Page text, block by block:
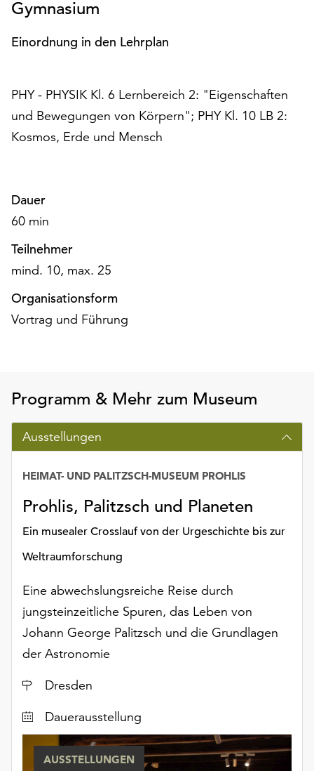
Cookies
auch
Einverständnis
weiterhin
ausgeführt.
verwendeten
Cookies
erreichen
Sie
Einstellungen
über
die
Informationen
finden
Sie
in
unserer
Datenschutzerklärung
oder
dem
Impressum
Gymnasium
Einordnung in den Lehrplan
PHY - PHYSIK Kl. 6 Lernbereich 2: "Eigenschaften
und Bewegungen von Körpern"; PHY Kl. 10 LB 2:
Kosmos, Erde und Mensch
Dauer
60 min
Teilnehmer
mind. 10, max. 25
Organisationsform
Vortrag und Führung
Programm & Mehr zum Museum
Ausstellungen
Prohlis, Palitzsch und Planeten
Ein musealer Crosslauf von der Urgeschichte bis zur
Weltraumforschung
HEIMAT- UND PALITZSCH-MUSEUM PROHLIS
Eine abwechslungsreiche Reise durch
jungsteinzeitliche Spuren, das Leben von
Johann George Palitzsch und die Grundlagen
der Astronomie
Ort
Dresden
Datum
Dauerausstellung
AUSSTELLUNGEN